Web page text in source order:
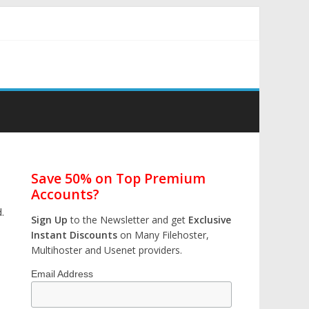
Save 50% on Top Premium
Accounts?
Sign Up to the Newsletter and get Exclusive
Instant Discounts on Many Filehoster,
Multihoster and Usenet providers.
Email Address